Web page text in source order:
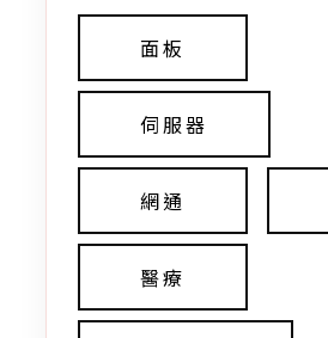
面板
伺服器
網通
醫療